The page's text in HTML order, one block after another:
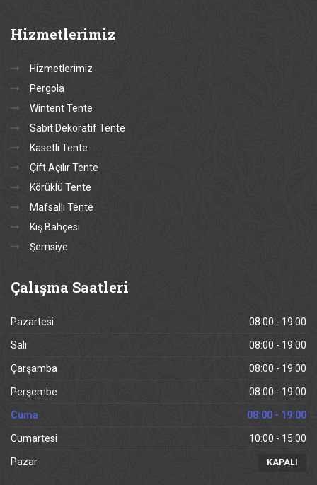
Hizmetlerimiz
Hizmetlerimiz
Pergola
Wintent Tente
Sabit Dekoratif Tente
Kasetli Tente
Çift Açılır Tente
Körüklü Tente
Mafsallı Tente
Kış Bahçesi
Şemsiye
Çalışma Saatleri
Pazartesi 08:00 - 19:00
Salı 08:00 - 19:00
Çarşamba 08:00 - 19:00
Perşembe 08:00 - 19:00
Cuma 08:00 - 19:00
Cumartesi 10:00 - 15:00
Pazar KAPALI